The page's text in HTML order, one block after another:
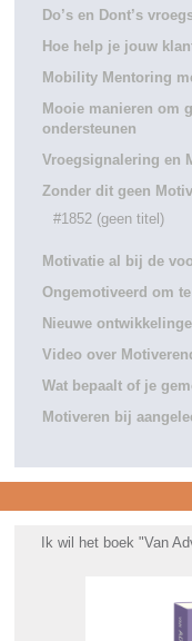
Do’s en Dont’s
Hoe help je jouw
Mobility Mentoring
Mooie manieren om
ondersteunen
Vroegsignalering en
Zonder dit geen
#1852 (geen titel)
Motivatie al bij de
Ongemotiveerd om
Nieuwe
Video over
Wat bepaalt of je
Motiveren bij
Ik wil het boek "Van